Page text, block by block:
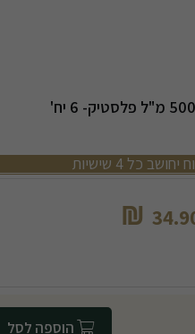
כל 4 שישיות
₪